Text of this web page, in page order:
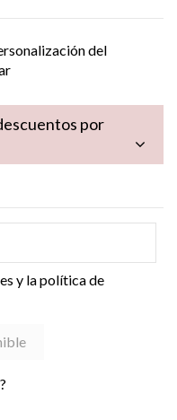
del
por
y la política de